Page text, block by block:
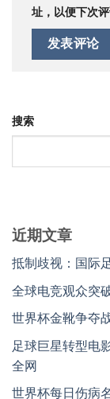
址，以便下次评
搜索
近期文章
抵制歧视：国际
全球电竞观众突
世界杯金靴争夺
足球巨星转型电
全网
世界杯每日伤病